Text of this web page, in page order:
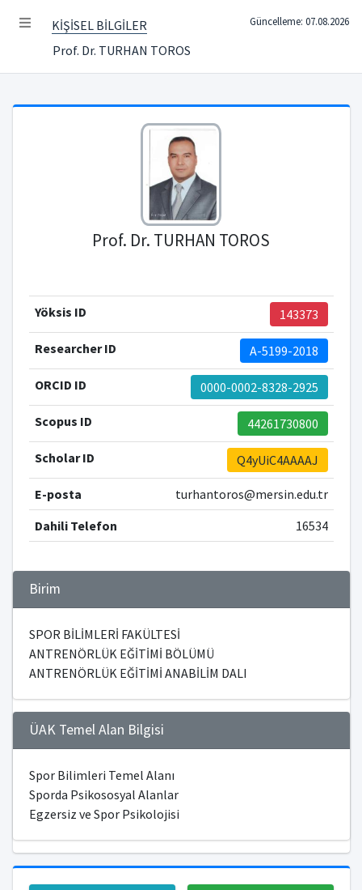
KİŞİSEL BİLGİLER
Prof. Dr. TURHAN TOROS
Güncelleme: 07.08.2026
Prof. Dr. TURHAN TOROS
Yöksis ID 143373
Researcher ID A-5199-2018
ORCID ID 0000-0002-8328-2925
Scopus ID 44261730800
Scholar ID Q4yUiC4AAAAJ
E-posta
turhantoros@mersin.edu.tr
Dahili Telefon
16534
Birim
SPOR BİLİMLERİ FAKÜLTESİ
ANTRENÖRLÜK EĞİTİMİ BÖLÜMÜ
ANTRENÖRLÜK EĞİTİMİ ANABİLİM DALI
ÜAK Temel Alan Bilgisi
Spor Bilimleri Temel Alanı
Sporda Psikososyal Alanlar
Egzersiz ve Spor Psikolojisi